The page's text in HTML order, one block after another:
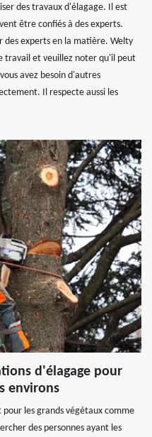
des travaux d'élagage. Il est
être confiés à des experts.
des experts en la matière. Welty
travail et veuillez noter qu'il peut
avez besoin d'autres
Il respecte aussi les
d'élagage pour
environs
les grands végétaux comme
des personnes ayant les